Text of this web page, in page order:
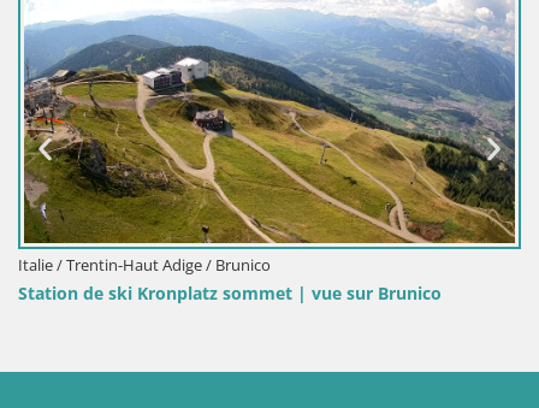
Trentin-Haut Adige / Brunico
de ski Kronplatz sommet | vue sur Brunico